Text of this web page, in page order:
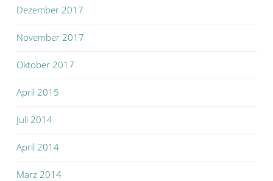
Dezember 2017
November 2017
Oktober 2017
April 2015
Juli 2014
April 2014
März 2014